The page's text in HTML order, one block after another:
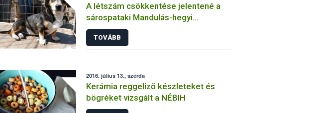
A létszám csökkentése jelentené a
sárospataki Mandulás-hegyi
Kutyaotthon számára a legnagyobb
segítséget
TOVÁBB
2016. július 13., szerda
Kerámia reggeliző készleteket és
bögréket vizsgált a NÉBIH